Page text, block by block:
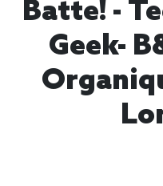
Batte! -
Geek-